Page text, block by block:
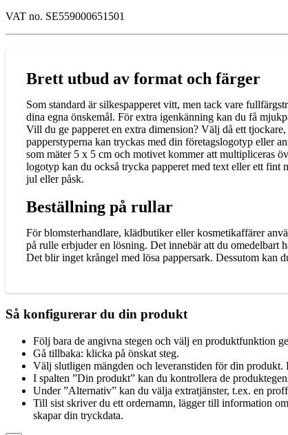
VAT no. SE559000651501
Brett utbud av format och färger
Som standard är silkespapperet vitt, men tack vare
dina egna önskemål. För extra igenkänning kan du få
Vill du ge papperet en extra dimension? Välj då ett
papperstyperna kan tryckas med din företagslogotyp eller
som mäter 5 x 5 cm och motivet kommer att multipliceras
logotyp kan du också trycka papperet med text eller ett fint
jul eller påsk.
Beställning på rullar
För blomsterhandlare, klädbutiker eller kosmetikaffärer
på rulle erbjuder en lösning. Det innebär att du omedelbart
Det blir inget krångel med lösa pappersark. Dessutom kan
Så konfigurerar du din produkt
Följ bara de angivna stegen och välj en produktfunktion
Gå tillbaka: klicka på önskat steg.
Välj slutligen mängden och leveranstiden för din
I spalten ”Din produkt” kan du kontrollera de
Under ”Alternativ” kan du välja extratjänster, t.ex. en
Till sist skriver du ett ordernamn, lägger till information
skapar din tryckdata.